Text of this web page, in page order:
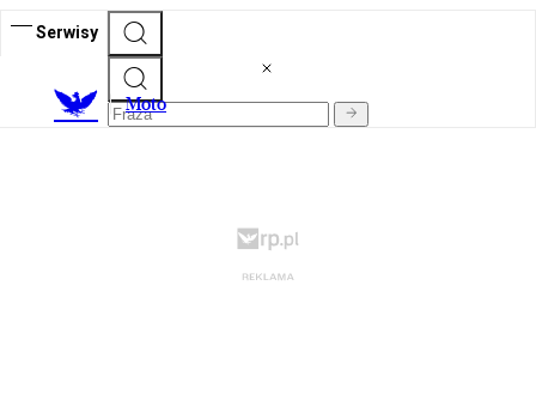
Serwisy
Moto